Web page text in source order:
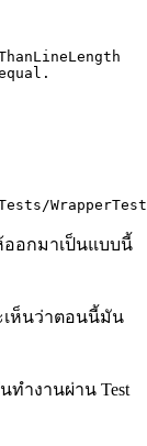
ออกมาเป็นแบบนี้
เห็นว่าตอนนี้มัน
ทำงานผ่าน Test